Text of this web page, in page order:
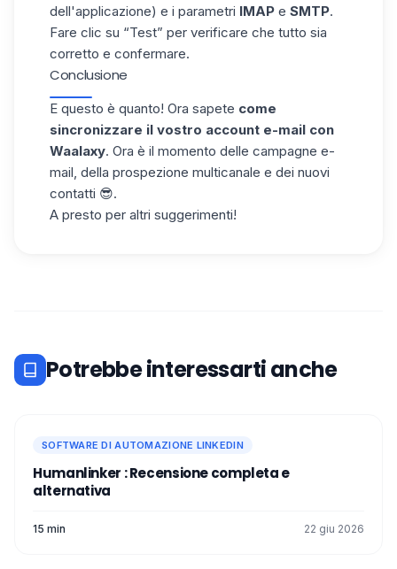
dell'applicazione) e i parametri IMAP e SMTP.
Fare clic su “Test” per verificare che tutto sia
corretto e confermare.
Conclusione
E questo è quanto! Ora sapete come
sincronizzare il vostro account e-mail con
Waalaxy. Ora è il momento delle campagne e-
mail, della prospezione multicanale e dei nuovi
contatti 😎.
A presto per altri suggerimenti!
Potrebbe interessarti anche
SOFTWARE DI AUTOMAZIONE LINKEDIN
Humanlinker : Recensione completa e
alternativa
15 min 22 giu 2026